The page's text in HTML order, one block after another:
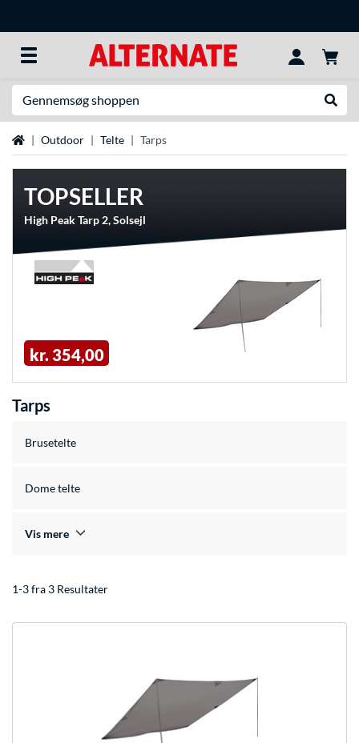
StartsideOutdoor Telte Tarps
TOPSELLER
High Peak Tarp 2, Solsejl
kr. 354,00
Tarps
Brusetelte
Dome telte
Vis mere
1-3 fra 3 Resultater